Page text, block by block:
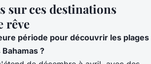
sur ces destinations
rêve
période pour découvrir les plages
?